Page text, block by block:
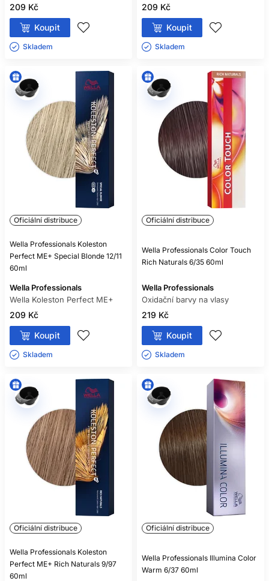
209 Kč
Koupit
Skladem ㅤ
209 Kč
Koupit
Skladem ㅤ
Oficiální distribuce
Wella Professionals Koleston
Perfect ME+ Special Blonde 12/11
60ml
Wella Professionals
Wella Koleston Perfect ME+
209 Kč
Koupit
Skladem ㅤ
Oficiální distribuce
Wella Professionals Color Touch
Rich Naturals 6/35 60ml
Wella Professionals
Oxidační barvy na vlasy
219 Kč
Koupit
Skladem ㅤ
Oficiální distribuce
Wella Professionals Koleston
Perfect ME+ Rich Naturals 9/97
60ml
Oficiální distribuce
Wella Professionals Illumina Color
Warm 6/37 60ml